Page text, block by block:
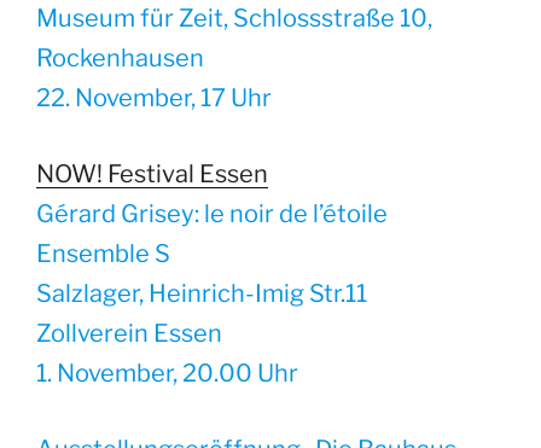
Museum für Zeit, Schlossstraße 10,
Rockenhausen
22. November, 17 Uhr
NOW! Festival Essen
Gérard Grisey: le noir de l’étoile
Ensemble S
Salzlager, Heinrich-Imig Str.11
Zollverein Essen
1. November, 20.00 Uhr